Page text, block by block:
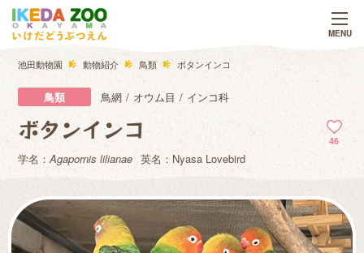
池田動物園 動物紹介 鳥類 ボタンインコ
鳥類 鳥網 オウム目 インコ科
ボタンインコ 46
学名：Agapornis lilianae 英名：Nyasa Lovebird